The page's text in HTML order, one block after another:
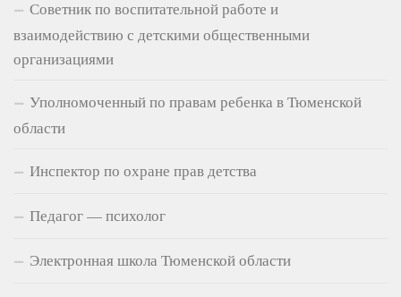
Советник по воспитательной работе и
взаимодействию с детскими общественными
организациями
Уполномоченный по правам ребенка в Тюменской
области
Инспектор по охране прав детства
Педагог — психолог
Электронная школа Тюменской области